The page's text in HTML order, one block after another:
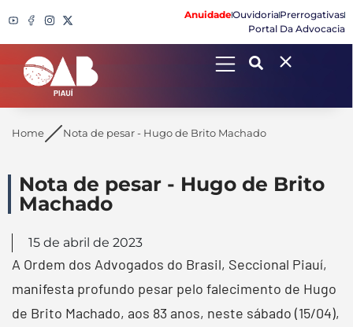
AnuidadeOuvidoriaPrerrogativas
Portal Da Advocacia
Search
Home Nota de pesar - Hugo de Brito Machado
Nota de pesar - Hugo de Brito
Machado
15 de abril de 2023
A Ordem dos Advogados do Brasil, Seccional Piauí,
manifesta profundo pesar pelo falecimento de Hugo
de Brito Machado, aos 83 anos, neste sábado (15/04),